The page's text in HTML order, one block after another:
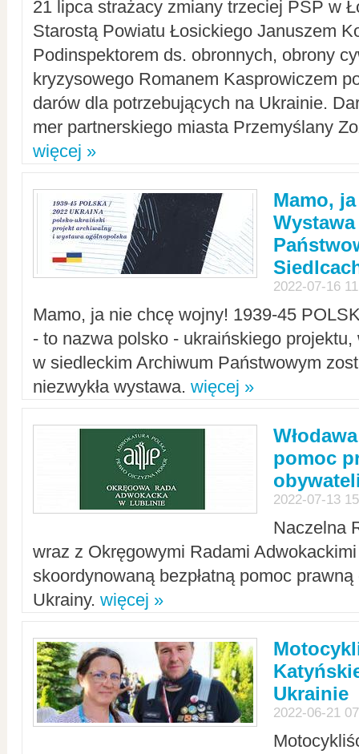
21 lipca strażacy zmiany trzeciej PSP w
Starostą Powiatu Łosickiego Januszem
Podinspektorem ds. obronnych, obrony
kryzysowego Romanem Kasprowiczem
darów dla potrzebujących na Ukrainie.
mer partnerskiego miasta Przemyślany
więcej »
Mamo,
2022-07-16
Mamo, ja nie chcę wojny! 1939-45
- to nazwa polsko - ukraińskiego
w siedleckim Archiwum Państwowym
niezwykła wystawa. więcej »
pomoc
2022-07-13
Naczelna
wraz z Okręgowymi Radami Adwokackimi
skoordynowaną bezpłatną pomoc
Ukrainy. więcej »
Ukrainie
2022-06-21